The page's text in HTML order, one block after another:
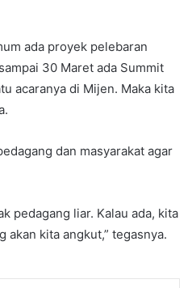
ada proyek pelebaran
30 Maret ada Summit
acaranya di Mijen. Maka kita
dan masyarakat agar
pedagang liar. Kalau ada, kita
kita angkut,” tegasnya.